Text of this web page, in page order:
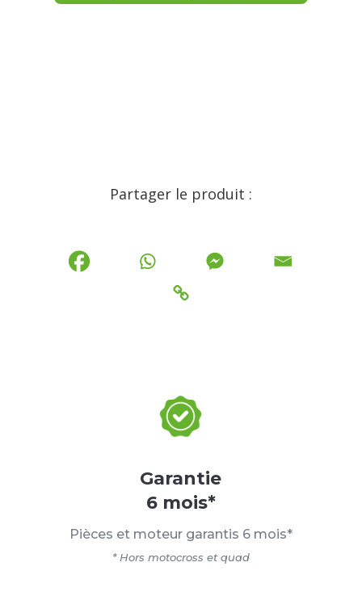
Partager le produit :
Garantie
6 mois*
Pièces et moteur garantis 6 mois*
* Hors motocross et quad